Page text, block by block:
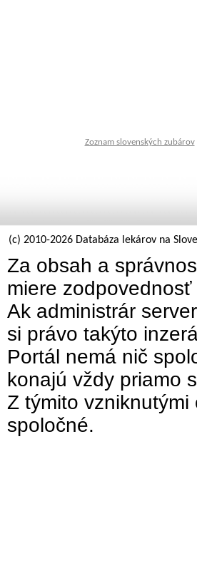
Zoznam slovenských zubárov
(c) 2010-2026 Databáza lekárov na
Za obsah a
miere
Ak administrár
si právo takýto
Portál nemá nič
konajú vždy priamo
Z týmito
spoločné.